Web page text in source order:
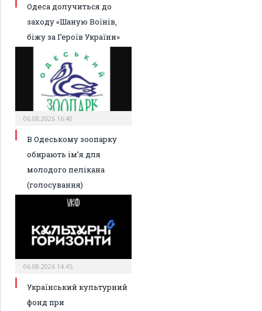
Одеса долучиться до
заходу «Шаную Воїнів,
біжу за Героїв України»
06.08.2026 16:40
В Одеському зоопарку
обирають ім’я для
молодого пелікана
(голосування)
06.08.2026 14:45
Український культурний
фонд при